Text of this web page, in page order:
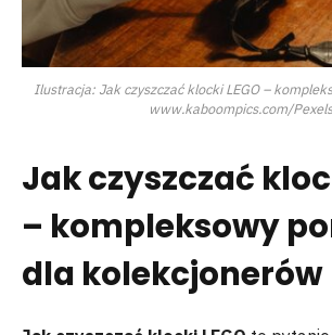
Ilustracja: Jak czyszczać klocki LEGO –
www.kaboompics.com/
Jak czyszczać
– kompleksowy
dla kolekcjonerów